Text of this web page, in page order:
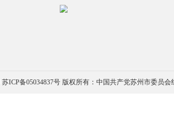
苏ICP备05034837号版权所有：中国共产党苏州市委员会